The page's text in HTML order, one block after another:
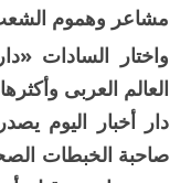
مشاعر وهموم
واختار السادات
العالم العربى
دار أخبار اليوم
صاحبة الخبطات